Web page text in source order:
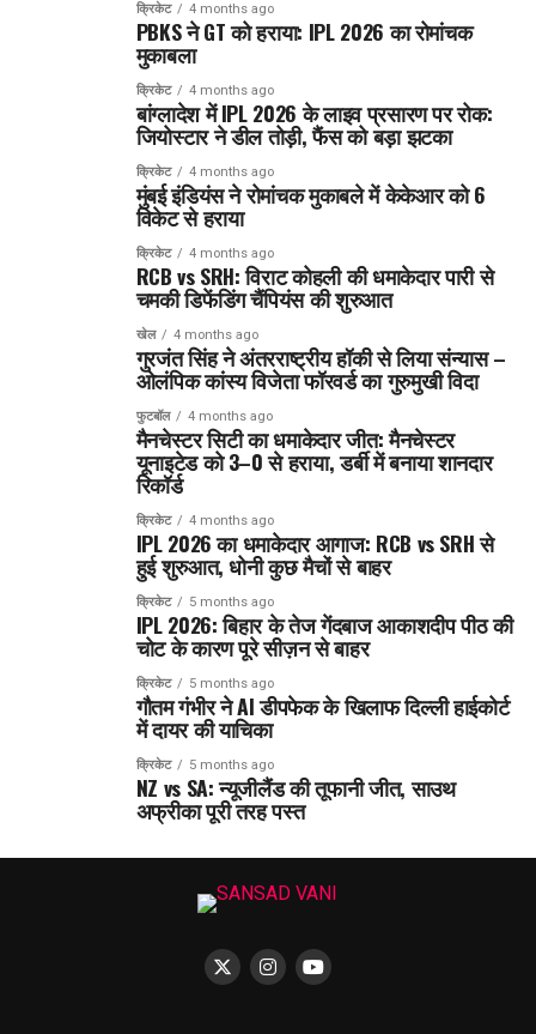
क्रिकेट 4 months ago
PBKS ने GT को हराया: IPL 2026 का रोमांचक
मुकाबला
क्रिकेट 4 months ago
बांग्लादेश में IPL 2026 के लाइव प्रसारण पर रोक:
जियोस्टार ने डील तोड़ी, फैंस को बड़ा झटका
क्रिकेट 4 months ago
मुंबई इंडियंस ने रोमांचक मुकाबले में केकेआर को 6
विकेट से हराया
क्रिकेट 4 months ago
RCB vs SRH: विराट कोहली की धमाकेदार पारी से
चमकी डिफेंडिंग चैंपियंस की शुरुआत
खेल 4 months ago
गुरजंत सिंह ने अंतरराष्ट्रीय हॉकी से लिया संन्यास –
ओलंपिक कांस्य विजेता फॉरवर्ड का गुरुमुखी विदा
फुटबॉल 4 months ago
मैनचेस्टर सिटी का धमाकेदार जीत: मैनचेस्टर
यूनाइटेड को 3–0 से हराया, डर्बी में बनाया शानदार
रिकॉर्ड
क्रिकेट 4 months ago
IPL 2026 का धमाकेदार आगाज: RCB vs SRH से
हुई शुरुआत, धोनी कुछ मैचों से बाहर
क्रिकेट 5 months ago
IPL 2026: बिहार के तेज गेंदबाज आकाशदीप पीठ की
चोट के कारण पूरे सीज़न से बाहर
क्रिकेट 5 months ago
गौतम गंभीर ने AI डीपफेक के खिलाफ दिल्ली हाईकोर्ट
में दायर की याचिका
क्रिकेट 5 months ago
NZ vs SA: न्यूजीलैंड की तूफानी जीत, साउथ
अफ्रीका पूरी तरह पस्त